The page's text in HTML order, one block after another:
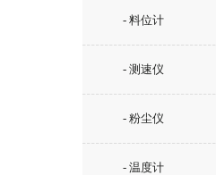
- 料位计
- 测速仪
- 粉尘仪
- 温度计